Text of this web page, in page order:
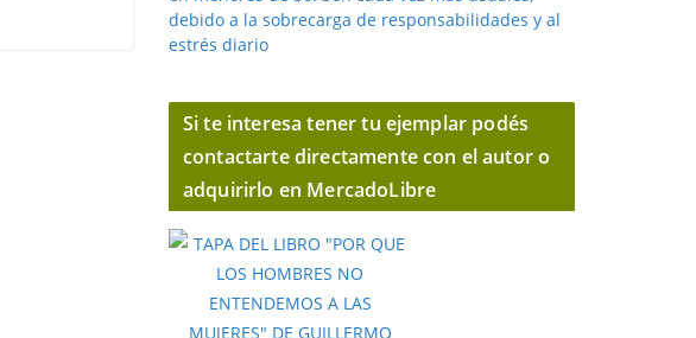
debido a la sobrecarga de responsabilidades y al
estrés diario
Si te interesa tener tu ejemplar podés
contactarte directamente con el autor o
adquirirlo en MercadoLibre